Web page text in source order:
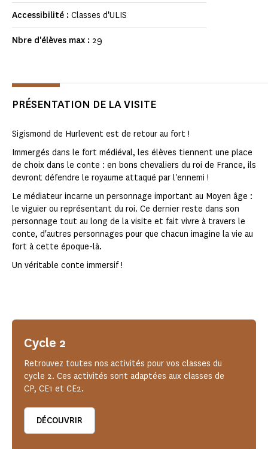
Accessibilité : Classes d'ULIS
Nbre d'élèves max : 29
PRÉSENTATION DE LA VISITE
Sigismond de Hurlevent est de retour au fort !
Immergés dans le fort médiéval, les élèves tiennent une place
de choix dans le conte : en bons chevaliers du roi de France, ils
devront défendre le royaume attaqué par l'ennemi !
Le médiateur incarne un personnage important au Moyen âge :
le viguier ou représentant du roi. Ce dernier reste dans son
personnage tout au long de la visite et fait vivre à travers le
conte, d'autres personnages pour que chacun imagine la vie au
fort à cette époque-là.
Un véritable conte immersif !
Cycle 2
Retrouvez toutes nos activités pour vos classes du
cycle 2. Ces activités sont adaptées aux classes de
CP, CE1 et CE2.
DÉCOUVRIR